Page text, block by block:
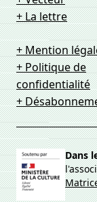
+ La lettre
+ Mention
+ Politique de
confidentialité
+
Dans